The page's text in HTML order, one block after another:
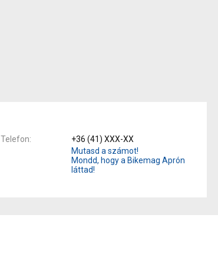
Telefon
+36 (41) XXX-XX
Mutasd a számot!
Mondd, hogy a Bikemag Aprón
láttad!